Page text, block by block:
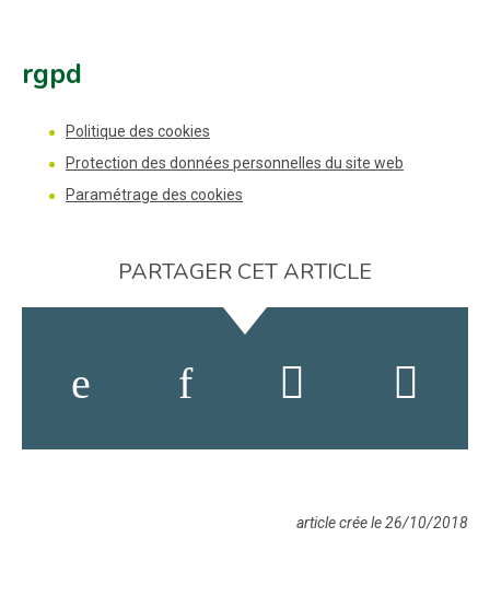
rgpd
Politique des cookies
Protection des données personnelles du site web
Paramétrage des cookies
PARTAGER CET ARTICLE
article crée le 26/10/2018